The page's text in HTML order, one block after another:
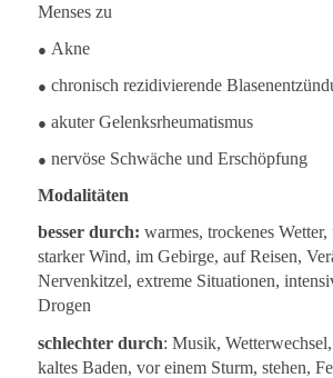
Menses zu
● Akne
● chronisch rezidivierende
● akuter Gelenksrheumatismus
● nervöse Schwäche und Erschöpfung
Modalitäten
besser durch: warmes, trockenes
starker Wind, im Gebirge, auf Reisen,
Nervenkitzel, extreme Situationen,
Drogen
schlechter durch: Musik,
kaltes Baden, vor einem Sturm, stehen,